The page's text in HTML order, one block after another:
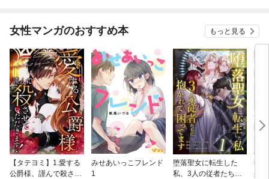
女性マンガのおすすめ本 もっと見る
【タテヨミ】1.愛する
公爵様、謹んで殺させ
みせあいっこフレンド
1
堕落聖女に転生した
私、3人の従者たちに
授
身